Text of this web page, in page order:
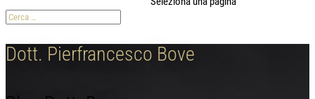
Dott. Pierfrancesco Bove